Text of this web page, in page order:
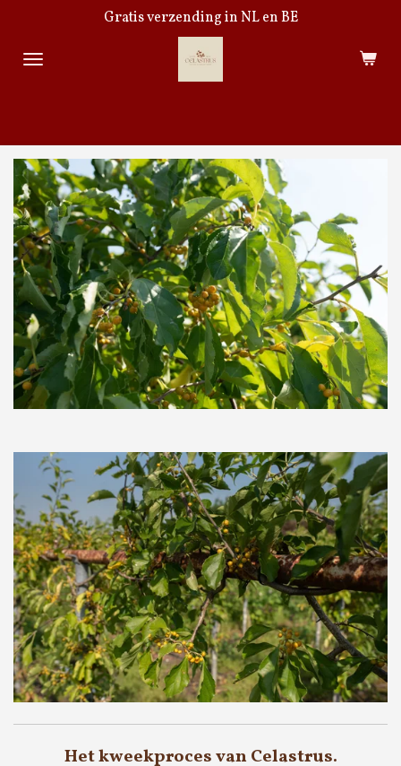
naar
Gratis verzending in NL en BE
Het kweekproces van Celastrus.